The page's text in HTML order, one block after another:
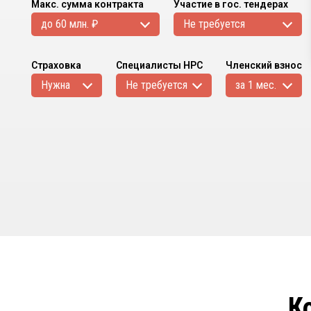
Макс. сумма контракта
до 60 млн. ₽
Участие в гос. тендерах
Не требуется
Страховка
Нужна
Специалисты НРС
Не требуется
Членский взнос
за 1 мес.